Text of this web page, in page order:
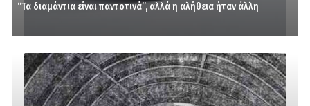
“Τα διαμάντια είναι παντοτινά”, αλλά η αλήθεια ήταν άλλη